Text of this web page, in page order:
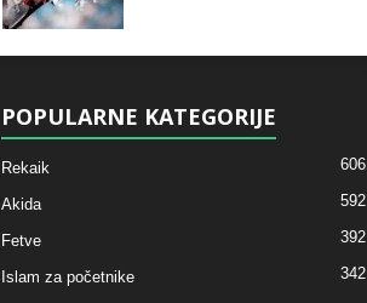
POPULARNE KATEGORIJE
Rekaik 606
Akida 592
Fetve 392
Islam za početnike
342